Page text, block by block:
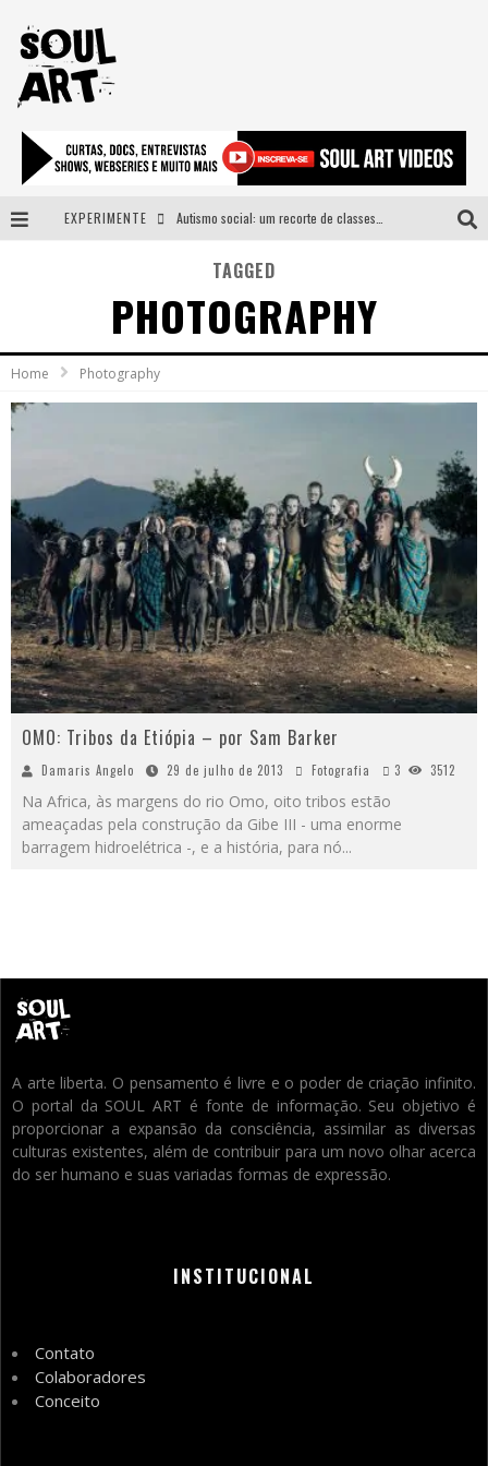
EXPERIMENTE
A subida da rampa é diferente!
Faça o bem! Mas, sem olhar a quem!?
Novo single de Arnaldo Tifu, “De Testa” explora brasilidade em sons, cores e símbolos
TAGGED
PHOTOGRAPHY
Home Photography
OMO: Tribos da Etiópia – por Sam Barker
Damaris Angelo 29 de julho de 2013 Fotografia 3 3512
Na Africa, às margens do rio Omo, oito tribos estão
ameaçadas pela construção da Gibe III - uma enorme
barragem hidroelétrica -, e a história, para nó...
A arte liberta. O pensamento é livre e o poder de criação infinito.
O portal da SOUL ART é fonte de informação. Seu objetivo é
proporcionar a expansão da consciência, assimilar as diversas
culturas existentes, além de contribuir para um novo olhar acerca
do ser humano e suas variadas formas de expressão.
INSTITUCIONAL
Contato
Colaboradores
Conceito